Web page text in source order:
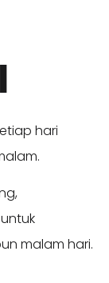
hari
malam hari.